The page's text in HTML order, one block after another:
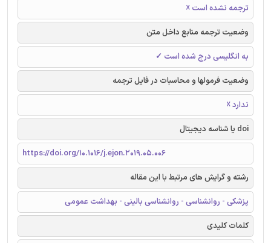
ترجمه نشده است ☓
وضعیت ترجمه منابع داخل متن
به انگلیسی درج شده است ✓
وضعیت فرمولها و محاسبات در فایل ترجمه
ندارد ☓
doi یا شناسه دیجیتال
https://doi.org/10.1016/j.ejon.2019.05.006
رشته و گرایش های مرتبط با این مقاله
پزشکی - روانشناسی - روانشناسی بالینی - بهداشت عمومی
کلمات کلیدی